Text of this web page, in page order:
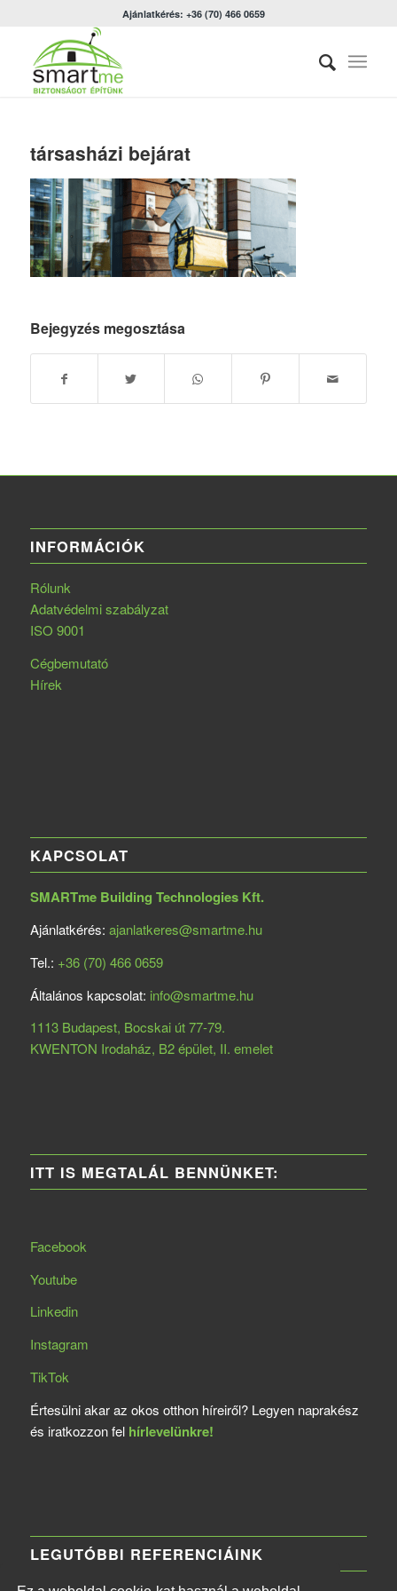
Ajánlatkérés: +36 (70) 466 0659
társasházi bejárat
Bejegyzés megosztása
INFORMÁCIÓK
Rólunk
Adatvédelmi szabályzat
ISO 9001
Cégbemutató
Hírek
KAPCSOLAT
SMARTme Building Technologies Kft.
Ajánlatkérés: ajanlatkeres@smartme.hu
Tel.: +36 (70) 466 0659
Általános kapcsolat: info@smartme.hu
1113 Budapest, Bocskai út 77-79.
KWENTON Irodaház, B2 épület, II. emelet
ITT IS MEGTALÁL BENNÜNKET:
Facebook
Youtube
Linkedin
Instagram
TikTok
Értesülni akar az okos otthon híreiről? Legyen naprakész
és iratkozzon fel hírlevelünkre!
LEGUTÓBBI REFERENCIÁINK